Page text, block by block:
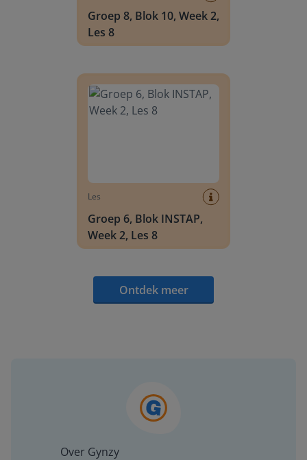
Groep 8, Blok 10, Week 2,
Les 8
Les
Groep 6, Blok INSTAP,
Week 2, Les 8
Ontdek meer
Over Gynzy